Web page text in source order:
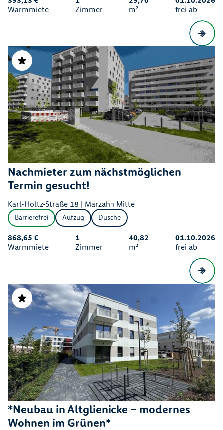
Warmmiete
Zimmer
m²
frei ab
Nachmieter zum nächstmöglichen
Termin gesucht!
Karl-Holtz-Straße 18 | Marzahn Mitte
Barrierefrei Aufzug Dusche
868,65 €
Warmmiete
1
Zimmer
40,82
m²
01.10.2026
frei ab
*Neubau in Altglienicke – modernes
Wohnen im Grünen*